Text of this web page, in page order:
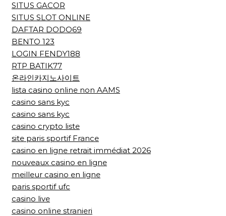
SITUS GACOR
SITUS SLOT ONLINE
DAFTAR DODO69
BENTO 123
LOGIN FENDY188
RTP BATIK77
온라인카지노사이트
lista casino online non AAMS
casino sans kyc
casino sans kyc
casino crypto liste
site paris sportif France
casino en ligne retrait immédiat 2026
nouveaux casino en ligne
meilleur casino en ligne
paris sportif ufc
casino live
casino online stranieri